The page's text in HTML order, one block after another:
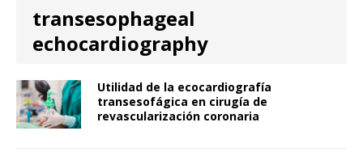
transesophageal
echocardiography
Utilidad de la ecocardiografía
transesofágica en cirugía de
revascularización coronaria